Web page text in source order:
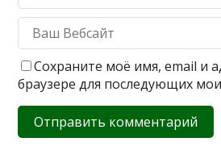
Сохраните моё имя, email и
браузере для последующих